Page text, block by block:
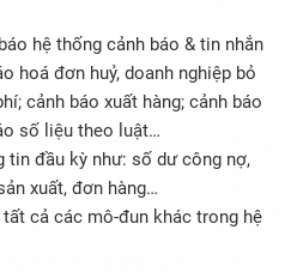
hệ thống cảnh báo & tin nhắn
hoá đơn huỷ, doanh nghiệp bỏ
cảnh báo xuất hàng; cảnh báo
số liệu theo luật…
tin đầu kỳ như: số dư công nợ,
xuất, đơn hàng…
cả các mô-đun khác trong hệ